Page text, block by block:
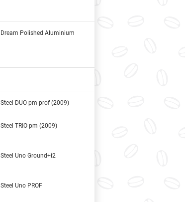
Dream Polished Aluminium
Steel DUO pm prof (2009)
Steel TRIO pm (2009)
Steel Uno Ground+i2
Steel Uno PROF